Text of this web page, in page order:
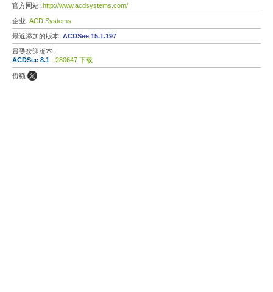
官方网站: http://www.acdsystems.com/
企业: ACD Systems
最近添加的版本: ACDSee 15.1.197
最受欢迎版本 :
ACDSee 8.1 - 280647 下载
份额: